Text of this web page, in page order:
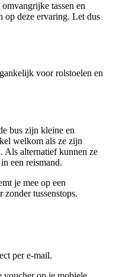
tassen en
op deze ervaring. Let dus
voor rolstoelen en
bus zijn kleine en
welkom als ze zijn
Als alternatief kunnen ze
een reismand.
je mee op een
tussenstops.
per e-mail.